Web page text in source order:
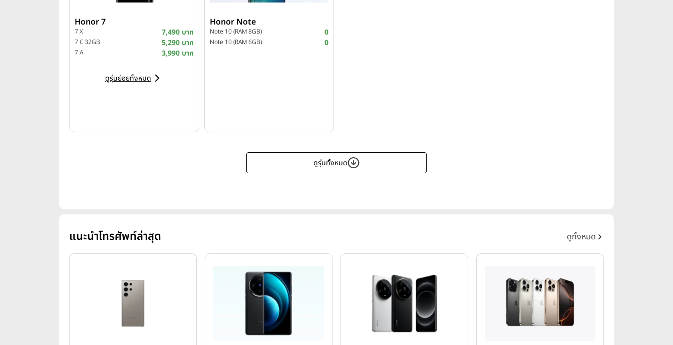
Honor 7
7 X 7,490 บาท
7 C 32GB 5,290 บาท
7 A 3,990 บาท
ดูรุ่นย่อยทั้งหมด
Honor Note
Note 10 (RAM 8GB) 0
Note 10 (RAM 6GB) 0
ดูรุ่นทั้งหมด
แนะนำโทรศัพท์ล่าสุด ดูทั้งหมด